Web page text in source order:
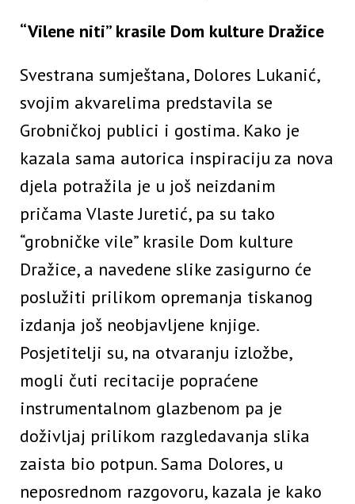
“Vilene niti” krasile Dom kulture Dražice
Svestrana sumještana, Dolores Lukanić,
svojim akvarelima predstavila se
Grobničkoj publici i gostima. Kako je
kazala sama autorica inspiraciju za nova
djela potražila je u još neizdanim
pričama Vlaste Juretić, pa su tako
“grobničke vile” krasile Dom kulture
Dražice, a navedene slike zasigurno će
poslužiti prilikom opremanja tiskanog
izdanja još neobjavljene knjige.
Posjetitelji su, na otvaranju izložbe,
mogli čuti recitacije popraćene
instrumentalnom glazbenom pa je
doživljaj prilikom razgledavanja slika
zaista bio potpun. Sama Dolores, u
neposrednom razgovoru, kazala je kako